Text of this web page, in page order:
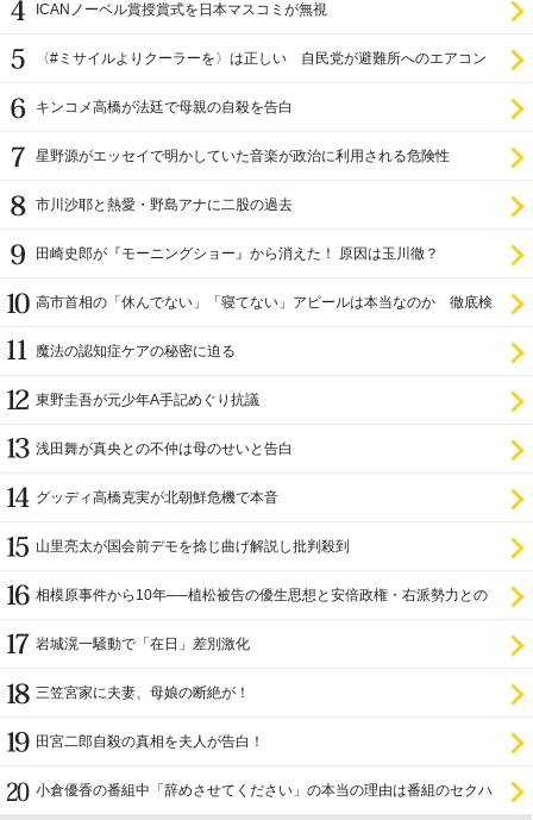
ICANノーベル賞授賞式を日本マスコミが無視
〈#ミサイルよりクーラーを〉は正しい 自民党が避難所へのエアコン
キンコメ高橋が法廷で母親の自殺を告白
星野源がエッセイで明かしていた音楽が政治に利用される危険性
市川沙耶と熱愛・野島アナに二股の過去
田崎史郎が『モーニングショー』から消えた！ 原因は玉川徹？
高市首相の「休んでない」「寝てない」アピールは本当なのか 徹底検
魔法の認知症ケアの秘密に迫る
東野圭吾が元少年A手記めぐり抗議
浅田舞が真央との不仲は母のせいと告白
グッディ高橋克実が北朝鮮危機で本音
山里亮太が国会前デモを捻じ曲げ解説し批判殺到
相模原事件から10年──植松被告の優生思想と安倍政権・右派勢力との
岩城滉一騒動で「在日」差別激化
三笠宮家に夫妻、母娘の断絶が！
田宮二郎自殺の真相を夫人が告白！
小倉優香の番組中「辞めさせてください」の本当の理由は番組のセクハ